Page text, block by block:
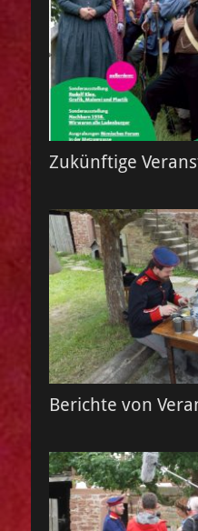
Zukünftige
Berichte von